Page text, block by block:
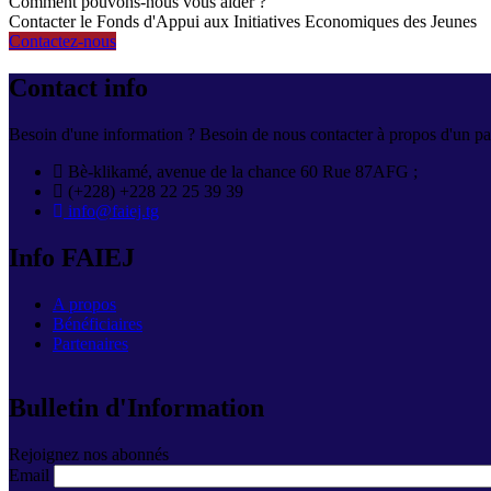
Contacter le Fonds d'Appui aux Initiatives Economiques des Jeunes
Contactez-nous
Contact info
Besoin d'une information ? Besoin de nous contacter à propos d'un
Bè-klikamé, avenue de la chance 60 Rue 87AFG ;
(+228) +228 22 25 39 39
info@faiej.tg
Info FAIEJ
A propos
Bénéficiaires
Partenaires
Bulletin d'Information
Rejoignez nos abonnés
Email